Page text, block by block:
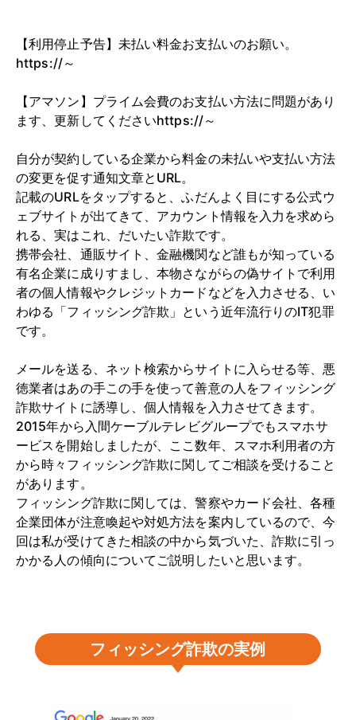
【利用停止予告】未払い料金お支払いのお願い。
https://～
【アマソン】プライム会費のお支払い方法に問題があり
ます、更新してくださいhttps://～
自分が契約している企業から料金の未払いや支払い方法
の変更を促す通知文章とURL。
記載のURLをタップすると、ふだんよく目にする公式ウ
ェブサイトが出てきて、アカウント情報を入力を求めら
れる、実はこれ、だいたい詐欺です。
携帯会社、通販サイト、金融機関など誰もが知っている
有名企業に成りすまし、本物さながらの偽サイトで利用
者の個人情報やクレジットカードなどを入力させる、い
わゆる「フィッシング詐欺」という近年流行りのIT犯罪
です。
メールを送る、ネット検索からサイトに入らせる等、悪
徳業者はあの手この手を使って善意の人をフィッシング
詐欺サイトに誘導し、個人情報を入力させてきます。
2015年から入間ケーブルテレビグループでもスマホサ
ービスを開始しましたが、ここ数年、スマホ利用者の方
から時々フィッシング詐欺に関してご相談を受けること
があります。
フィッシング詐欺に関しては、警察やカード会社、各種
企業団体が注意喚起や対処方法を案内しているので、今
回は私が受けてきた相談の中から気づいた、詐欺に引っ
かかる人の傾向についてご説明したいと思います。
フィッシング詐欺の実例